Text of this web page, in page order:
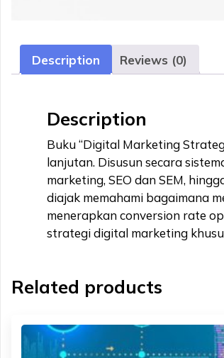
Description Reviews (0)
Description
Buku “Digital Marketing
lanjutan. Disusun secara
marketing, SEO dan SEM,
diajak memahami bagaimana
menerapkan conversion rate
strategi digital marketing
Related products